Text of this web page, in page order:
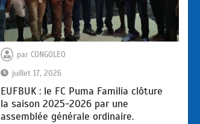
par CONGOLEO
juillet 17, 2026
EUFBUK : le FC Puma Familia clôture
la saison 2025-2026 par une
assemblée générale ordinaire.